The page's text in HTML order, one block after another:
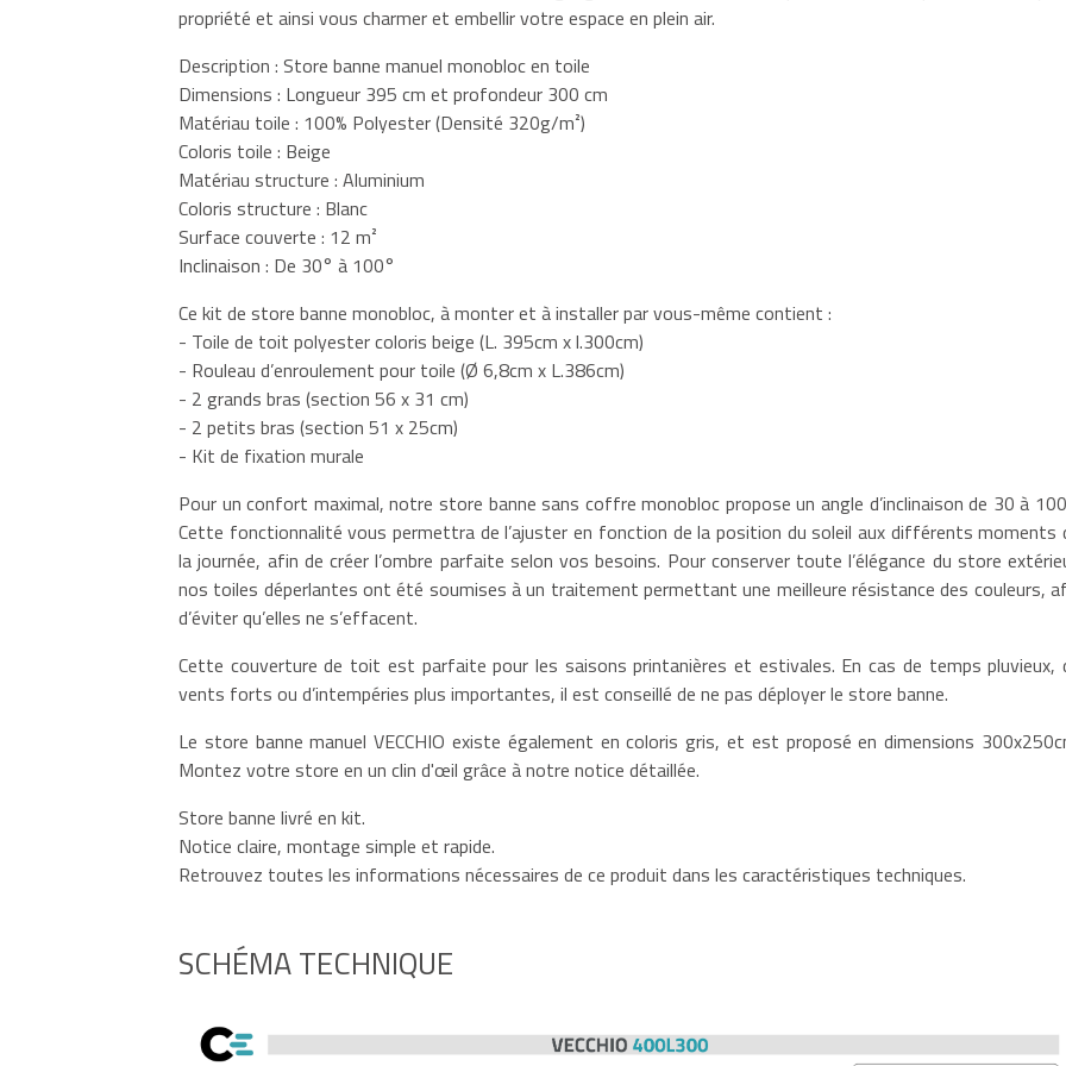
propriété et ainsi vous charmer et embellir votre espace en plein air.
Description : Store banne manuel monobloc en toile
Dimensions : Longueur 395 cm et profondeur 300 cm
Matériau toile : 100% Polyester (Densité 320g/m²)
Coloris toile : Beige
Matériau structure : Aluminium
Coloris structure : Blanc
Surface couverte : 12 m²
Inclinaison : De 30° à 100°
Ce kit de store banne monobloc, à monter et à installer par vous-même contient :
- Toile de toit polyester coloris beige (L. 395cm x l.300cm)
- Rouleau d’enroulement pour toile (Ø 6,8cm x L.386cm)
- 2 grands bras (section 56 x 31 cm)
- 2 petits bras (section 51 x 25cm)
- Kit de fixation murale
Pour un confort maximal, notre store banne sans coffre monobloc propose un angle d’inclinaison de 30 à
Cette fonctionnalité vous permettra de l’ajuster en fonction de la position du soleil aux différents moments
la journée, afin de créer l’ombre parfaite selon vos besoins. Pour conserver toute l’élégance du store
nos toiles déperlantes ont été soumises à un traitement permettant une meilleure résistance des couleurs,
d’éviter qu’elles ne s’effacent.
Cette couverture de toit est parfaite pour les saisons printanières et estivales. En cas de temps pluvieux,
vents forts ou d’intempéries plus importantes, il est conseillé de ne pas déployer le store banne.
Le store banne manuel VECCHIO existe également en coloris gris, et est proposé en dimensions
Montez votre store en un clin d'œil grâce à notre notice détaillée.
Store banne livré en kit.
Notice claire, montage simple et rapide.
Retrouvez toutes les informations nécessaires de ce produit dans les caractéristiques techniques.
SCHÉMA TECHNIQUE